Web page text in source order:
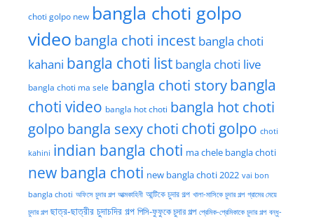
choti golpo new bangla choti golpo
video bangla choti incest bangla choti
kahani bangla choti list bangla choti live
bangla choti ma sele bangla choti storybangla
choti video bangla hot choti bangla hot choti
golpo bangla sexy choti choti golpo choti
kahini indian bangla choti ma chele bangla choti
new bangla choti new bangla choti 2022 vai bon
bangla choti অফিসে চুদার গল্প আত্মকাহিনী আন্টিকে চুদার গল্প খালা-মাসিকে চুদার গল্প গ্রামের মেয়ে
চুদার গল্প ছাত্র-ছাত্রীর চুদাচদির গল্প পিসি-ফুফুকে চুদার গল্প প্রেমিক-প্রেমিকাকে চুদার গল্প বন্ধু-